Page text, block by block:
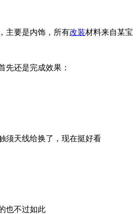
，主要是内饰，所有改装材料来自某宝
先还是完成效果：
须天线给换了，现在挺好看
也不过如此